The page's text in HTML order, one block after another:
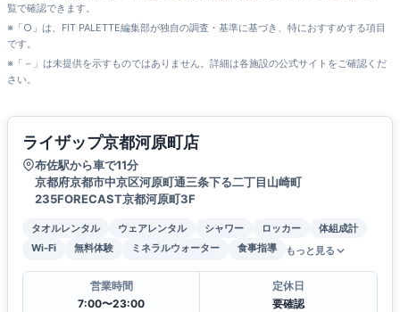
覧で確認できます。
※「○」は、FIT PALETTE編集部が独自の調査・基準に基づき、特におすすめする項目
です。
※「－」は未提供を示すものではありません。詳細は各施設の公式サイトをご確認くだ
さい。
ライザップ京都河原町店
布佐駅から車で11分
京都府京都市中京区河原町通三条下る二丁目山崎町
235FORECAST京都河原町3F
タオルレンタル ウェアレンタル シャワー ロッカー
体組成計
Wi-Fi
無料体験 ミネラルウォーター 食事指導 もっと見る
営業時間
7:00〜23:00
定休日
要確認